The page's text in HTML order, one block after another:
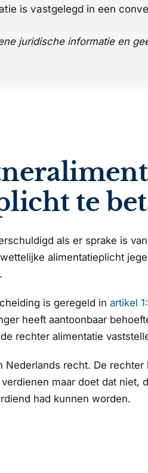
is vastgelegd in een
juridische informatie en
te
als er sprake is
alimentatieplicht
is geregeld in artikel
heeft aantoonbaar
rechter alimentatie
Nederlands recht. De
maar doet dat
had kunnen worden.